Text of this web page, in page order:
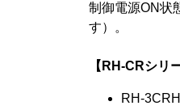
制御電源ON状
す）。
【RH-CRシリ
RH-